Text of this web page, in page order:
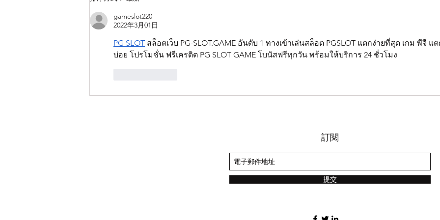
全
韵霜
gameslot220
2022年3月01日
PG SLOT สล็อตเว็บ PG-SLOT.GAME อันดับ 1 ทางเข้าเล่นสล็อต PGSLOT แตกง่ายที่สุด เกม พีจี แ
บ่อย โปรโมชั่น ฟรีเครดิต PG SLOT GAME โบนัสฟรีทุกวัน พร้อมให้บริการ 24 ชั่วโมง
訂閱
提交